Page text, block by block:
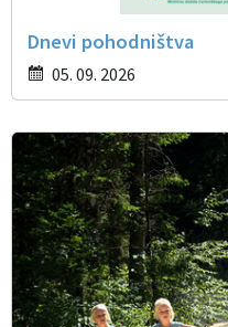
Dnevi pohodništva
05. 09. 2026